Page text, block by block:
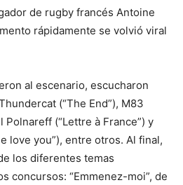
de rugby francés Antoine
rápidamente se volvió viral
al escenario, escucharon
(“The End”), M83
Polnareff (“Lettre à France”) y
love you”), entre otros. Al final,
los diferentes temas
concursos: “Emmenez-moi”, de